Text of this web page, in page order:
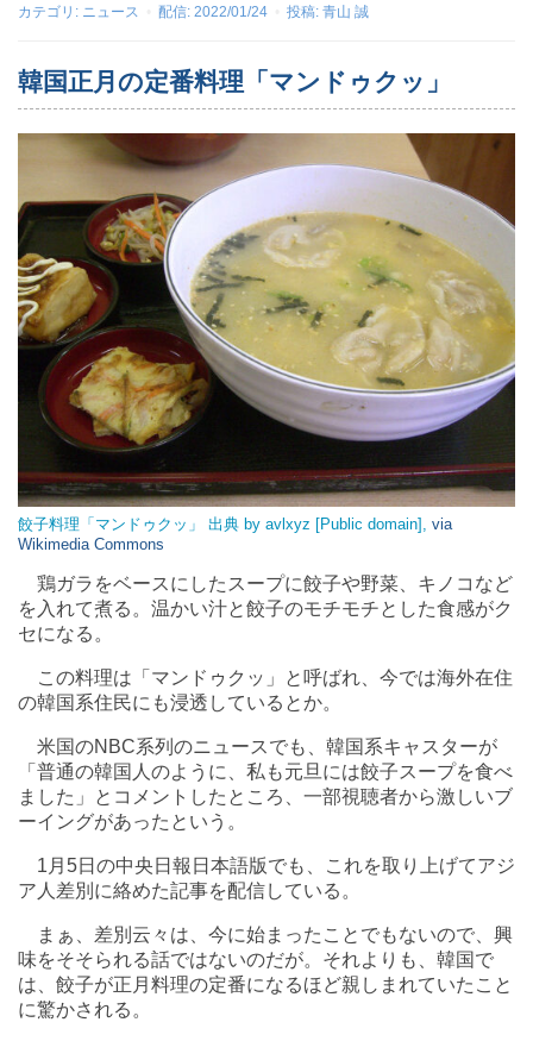
カテゴリ: ニュース 配信: 2022/01/24 投稿: 青山 誠
韓国正月の定番料理「マンドゥクッ」
餃子料理「マンドゥクッ」 出典 by avlxyz [Public domain], via
Wikimedia Commons
鶏ガラをベースにしたスープに餃子や野菜、キノコなど
を入れて煮る。温かい汁と餃子のモチモチとした食感がク
セになる。
この料理は「マンドゥクッ」と呼ばれ、今では海外在住
の韓国系住民にも浸透しているとか。
米国のNBC系列のニュースでも、韓国系キャスターが
「普通の韓国人のように、私も元旦には餃子スープを食べ
ました」とコメントしたところ、一部視聴者から激しいブ
ーイングがあったという。
1月5日の中央日報日本語版でも、これを取り上げてアジ
ア人差別に絡めた記事を配信している。
まぁ、差別云々は、今に始まったことでもないので、興
味をそそられる話ではないのだが。それよりも、韓国で
は、餃子が正月料理の定番になるほど親しまれていたこと
に驚かされる。